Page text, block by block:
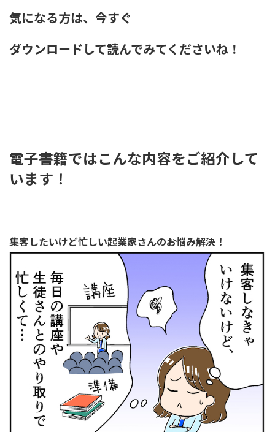
気になる方は、今すぐ
ダウンロードして読んでみてくださいね！
電子書籍ではこんな内容をご紹介して
います！
集客したいけど忙しい起業家さんのお悩み解決！